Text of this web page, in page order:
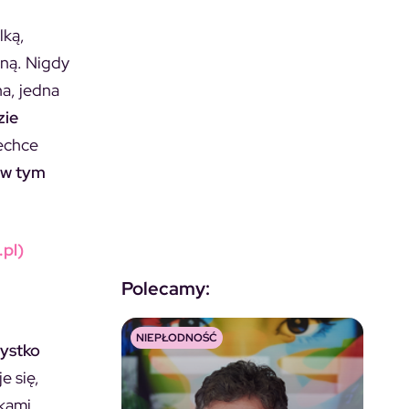
Nigdy
jedna
tym
się,
Polecamy:
NIEPŁODNOŚĆ